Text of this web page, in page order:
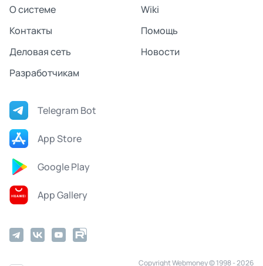
О системе
Wiki
Контакты
Помощь
Деловая сеть
Новости
Разработчикам
Telegram Bot
App Store
Google Play
App Gallery
Copyright Webmoney © 1998 - 2026